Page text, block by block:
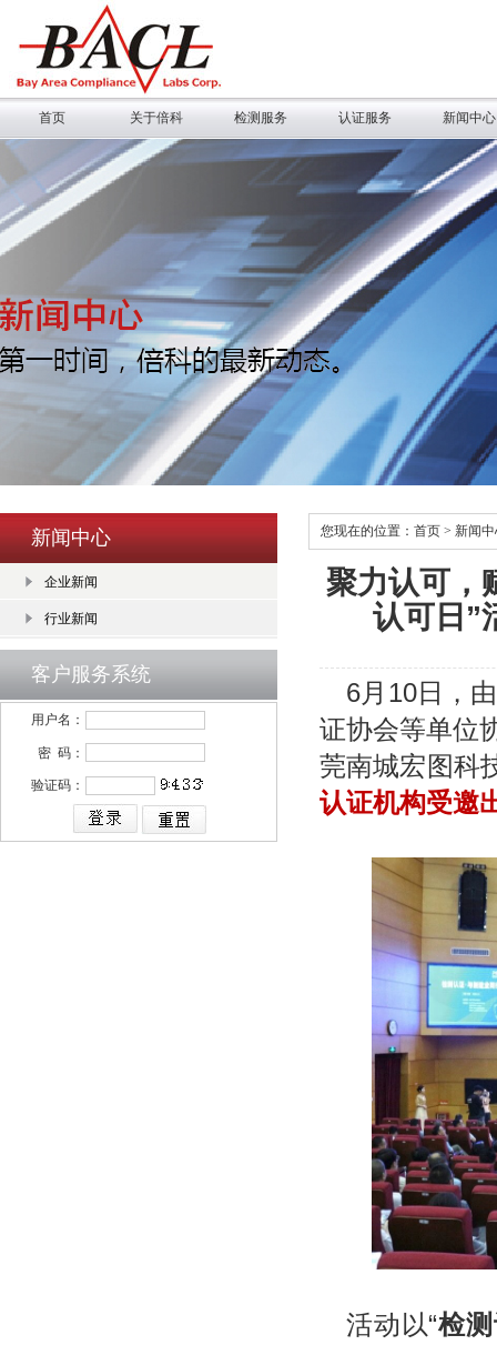
首页 关于倍科 检测服务 认证服务 新闻中心
新闻中心
企业新闻
行业新闻
客户服务系统
用户名：
密 码：
验证码：
您现在的位置： 首页 > 新闻
聚力认可，
认可日”
6月10日，
证协会等单位
莞南城宏图科
认证机构受邀
活动以“检